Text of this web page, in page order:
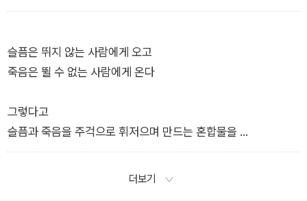
온다던 사람이 있었습니다
곰곰이 생각하고 일어난 일입니다
―「지금이에요」 부분
우리가 할 수 있는
고작 그런 영원이란
우리는 왜 작은 영혼으로 거대하게 배부릅니까.
사람을 두었다
너를 위해 만든 세상은
너를 덮고
그런데
무어라 불러야 할까
슬픔은 뛰지 않는 사람에게 오고
죽음은 뛸 수 없는 사람에게 온다
그렇다고
슬픔과 죽음을 주걱으로 휘저으며 만드는 혼합물을
미래라고 부르고 싶지는 않아
더보기